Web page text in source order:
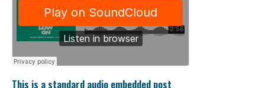
This is a standard audio embedded post